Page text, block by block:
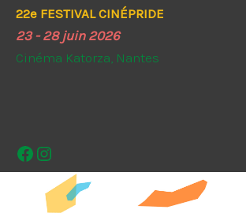
22e FESTIVAL CINÉPRIDE
23 - 28 juin 2026
Cinéma Katorza, Nantes
Facebook
Instagram